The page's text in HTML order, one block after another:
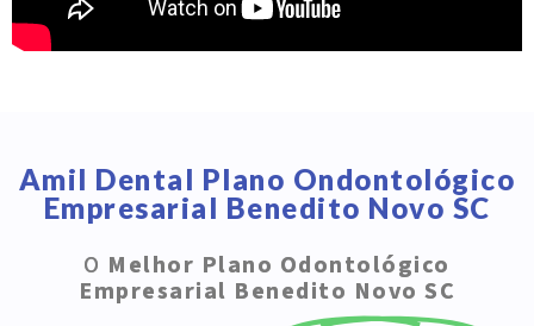
Amil Dental Plano Ondontológico
Empresarial Benedito Novo SC
O Melhor Plano Odontológico
Empresarial Benedito Novo SC